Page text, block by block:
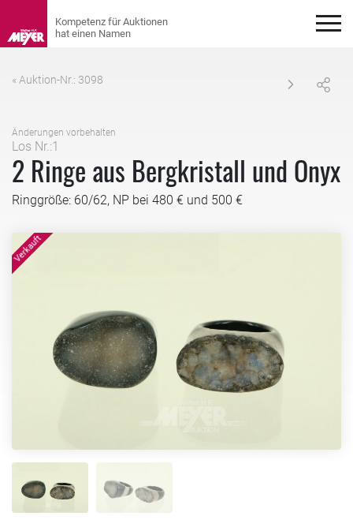
« Auktion-Nr.: 3098
Änderungen vorbehalten
Los Nr.:1
2 Ringe aus Bergkristall und Onyx
Ringgröße: 60/62, NP bei 480 € und 500 €